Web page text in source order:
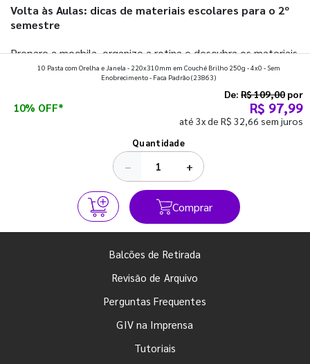
Volta às Aulas: dicas de materiais escolares para o 2º
semestre
Prepare a mochila, organize a rotina e descubra os materiais
que fazem toda diferença para começar o segundo
10 Pasta com Orelha e Janela - 220x310mm em Couché Brilho 250g - 4x0 - Sem
Enobrecimento - Faca Padrão(23863)
10% OFF*
De: R$ 109,00 por
R$ 97,99
até 3x de R$ 32,66 sem juros
Quantidade
− +
Comprar
Balcões de Retirada
Revisão de Arquivo
Perguntas Frequentes
GIV na Imprensa
Tutoriais